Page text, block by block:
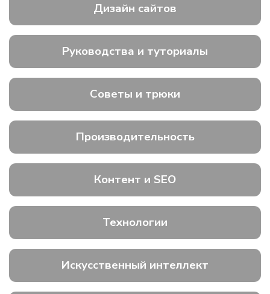
Дизайн сайтов
Руководства и туториалы
Советы и трюки
Производительность
Контент и SEO
Технологии
Искусственный интеллект